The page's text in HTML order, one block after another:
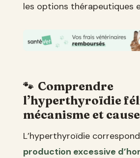
les options thérapeutiques
Comprendre
l’hyperthyroïdie
mécanisme et
L’hyperthyroïdie
production excessive